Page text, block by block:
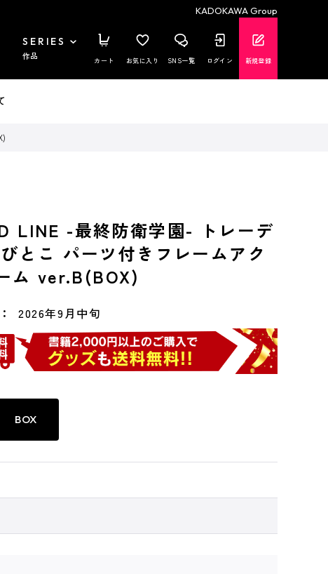
KADOKAWA Group
SERIES
作品 カート お気に入り SNS一覧 ログイン 新規登録
LINE -最終防衛学園- トレーデ
とこ パーツ付きフレームアク
ム ver.B(BOX)
2026年9月中旬
BOX